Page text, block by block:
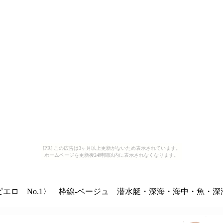
[PR] この広告は3ヶ月以上更新がないため表示されています。
ホームページを更新後24時間以内に表示されなくなります。
エロ No.1〉 枠線-ベージュ 潜水艇・深海・海中・魚・深